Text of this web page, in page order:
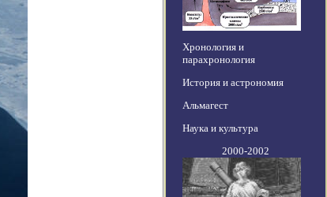
Хронология и
парахронология
История и астрономия
Альмагест
Наука и культура
2000-2002